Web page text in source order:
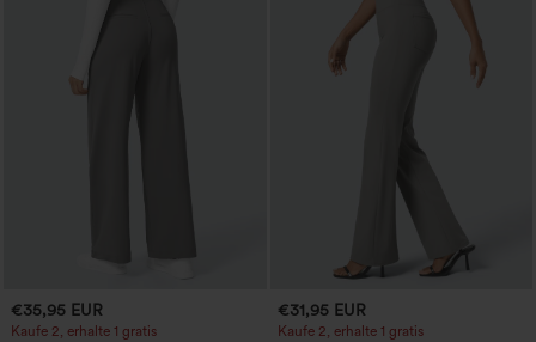
€35,95 EUR
Kaufe 2, erhalte 1 gratis
€31,95 EUR
Kaufe 2, erhalte 1 gratis